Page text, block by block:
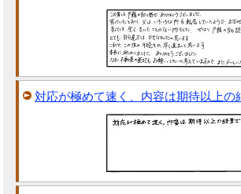
対応が極めて速く、内容は期待以上の